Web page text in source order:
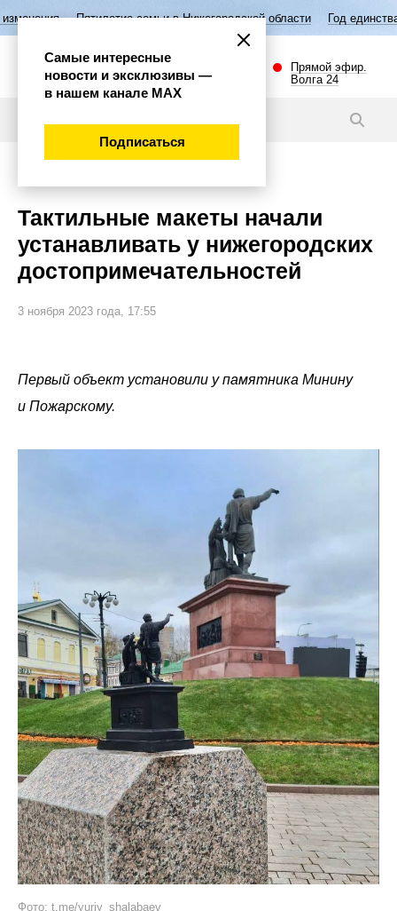
Пятилетие семьи в Нижегородской области Год единства народов
Прямой эфир.
Волга 24
Тактильные макеты начали
устанавливать у нижегородских
достопримечательностей
3 ноября 2023 года, 17:55
Первый объект установили у памятника Минину
и Пожарскому.
Фото: t.me/yuriy_shalabaev
Самые интересные
новости и эксклюзивы —
в нашем канале МАХ
Подписаться